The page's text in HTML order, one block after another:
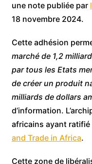
une note publiée par
18 novembre 2024.
Cette adhésion
marché de 1,2
par tous les Etats
de créer un produit
milliards de dollars
d’information.
africains ayant ratifié
and Trade in Africa.
Cette zone de